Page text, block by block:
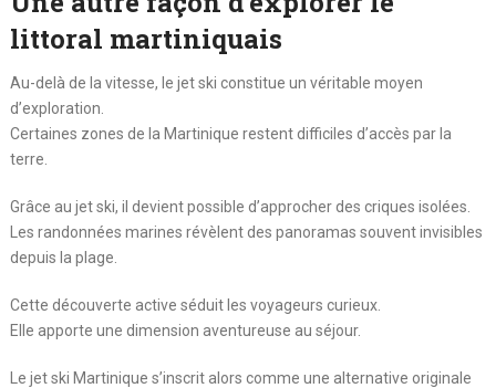
littoral martiniquais
Au-delà de la vitesse, le jet ski constitue un véritable moyen
d’exploration.
Certaines zones de la Martinique restent difficiles d’accès par la
terre.
Grâce au jet ski, il devient possible d’approcher des criques isolées.
Les randonnées marines révèlent des panoramas souvent invisibles
depuis la plage.
Cette découverte active séduit les voyageurs curieux.
Elle apporte une dimension aventureuse au séjour.
Le jet ski Martinique s’inscrit alors comme une alternative originale